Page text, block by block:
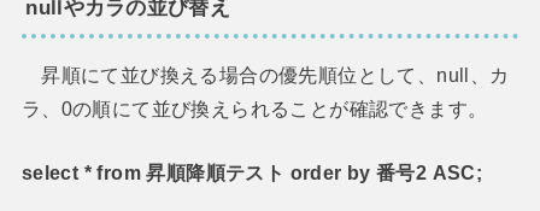
nullやカラの並び替え
昇順にて並び換える場合の優先順位として、null、カ
ラ、0の順にて並び換えられることが確認できます。
select * from 昇順降順テスト order by 番号2 ASC;